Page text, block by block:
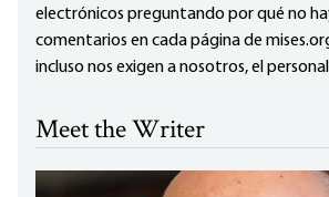
electrónicos preguntando por qué no
comentarios en cada página de
incluso nos exigen a nosotros, el personal
Meet the Writer